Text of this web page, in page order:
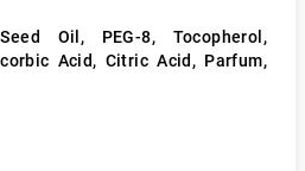
Oil, PEG-8, Tocopherol,
Acid, Citric Acid, Parfum,